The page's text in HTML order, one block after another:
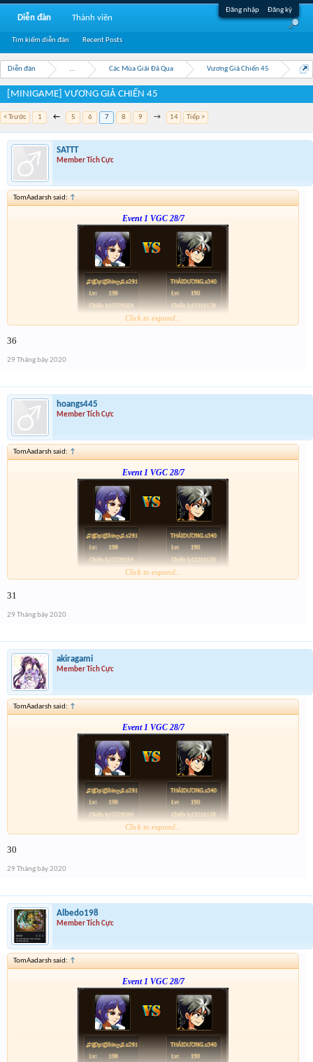
Đăng nhập Đăng ký
Diễn đàn ... Các Mùa Giải Đã Qua Vương Giả Chiến 45
[MINIGAME] VƯƠNG GIẢ CHIẾN 45
< Trước 1 ← 5 6 7 8 9 → 14 Tiếp >
SATTT
Member Tích Cực
TomAadarsh said: ↑
Event 1 VGC 28/7
Click to expand...
36
29 Tháng bảy 2020
hoangs445
Member Tích Cực
TomAadarsh said: ↑
Event 1 VGC 28/7
Click to expand...
31
29 Tháng bảy 2020
akiragami
Member Tích Cực
TomAadarsh said: ↑
Event 1 VGC 28/7
Click to expand...
30
29 Tháng bảy 2020
Albedo198
Member Tích Cực
TomAadarsh said: ↑
Event 1 VGC 28/7
Diễn đàn
Tìm kiếm diễn đàn Recent Posts
Thành viên